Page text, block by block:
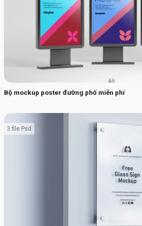
Bộ mockup poster đường phố miễn phí
3 file Psd